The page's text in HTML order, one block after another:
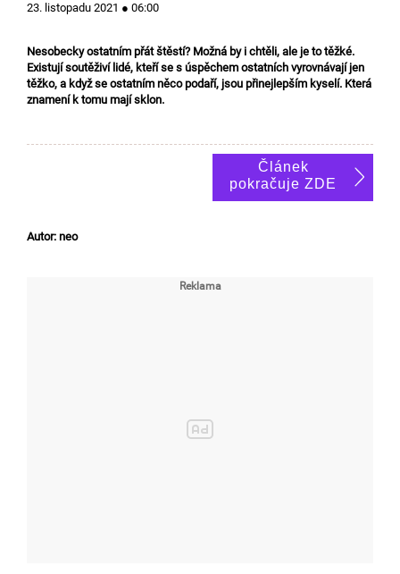
23. listopadu 2021 ● 06:00
Nesobecky ostatním přát štěstí? Možná by i chtěli, ale je to těžké.
Existují soutěživí lidé, kteří se s úspěchem ostatních vyrovnávají jen
těžko, a když se ostatním něco podaří, jsou přinejlepším kyselí. Která
znamení k tomu mají sklon.
Článek
pokračuje ZDE
Autor: neo